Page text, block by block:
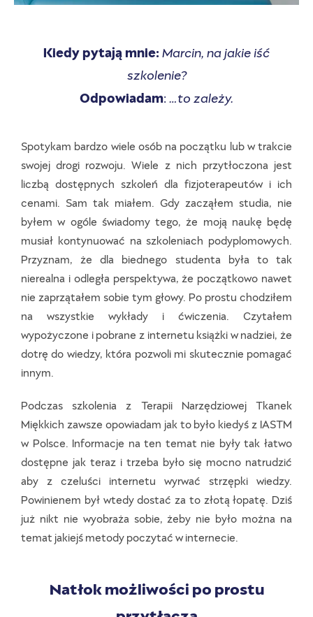
Kiedy pytają mnie: Marcin, na jakie iść
szkolenie?
Odpowiadam: …to zależy.
Spotykam bardzo wiele osób na początku lub w trakcie
swojej drogi rozwoju. Wiele z nich przytłoczona jest
liczbą dostępnych szkoleń dla fizjoterapeutów i ich
cenami. Sam tak miałem. Gdy zacząłem studia, nie
byłem w ogóle świadomy tego, że moją naukę będę
musiał kontynuować na szkoleniach podyplomowych.
Przyznam, że dla biednego studenta była to tak
nierealna i odległa perspektywa, że początkowo nawet
nie zaprzątałem sobie tym głowy. Po prostu chodziłem
na wszystkie wykłady i ćwiczenia. Czytałem
wypożyczone i pobrane z internetu książki w nadziei, że
dotrę do wiedzy, która pozwoli mi skutecznie pomagać
innym.
Podczas szkolenia z Terapii Narzędziowej Tkanek
Miękkich zawsze opowiadam jak to było kiedyś z IASTM
w Polsce. Informacje na ten temat nie były tak łatwo
dostępne jak teraz i trzeba było się mocno natrudzić
aby z czeluści internetu wyrwać strzępki wiedzy.
Powinienem był wtedy dostać za to złotą łopatę. Dziś
już nikt nie wyobraża sobie, żeby nie było można na
temat jakiejś metody poczytać w internecie.
Natłok możliwości po prostu